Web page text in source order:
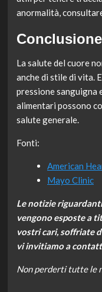
anormalità,
Conclusione
La salute del cuore
anche di stile di vita.
pressione sanguigna
alimentari possono
salute generale.
Fonti:
American
Mayo Clinic
Le notizie
vengono esposte a
vostri cari, soffriate
vi invitiamo a
Non perderti tutte le